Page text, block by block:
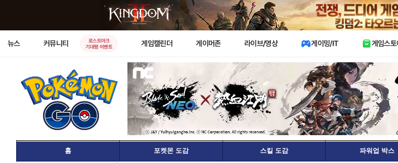
뉴스 커뮤니티
로스트아크
기대평 이벤트
게임캘린더 게이머존 라이브/영상 게이밍/IT 게임스토
홈 포켓몬 도감 스킬 도감 파워업 박스